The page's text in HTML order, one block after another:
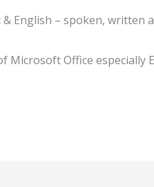
English – spoken, written
Microsoft Office especially